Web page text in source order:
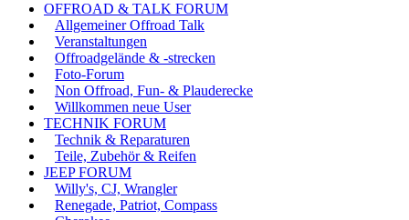
OFFROAD & TALK FORUM
Allgemeiner Offroad Talk
Veranstaltungen
Offroadgelände & -strecken
Foto-Forum
Non Offroad, Fun- & Plauderecke
Willkommen neue User
TECHNIK FORUM
Technik & Reparaturen
Teile, Zubehör & Reifen
JEEP FORUM
Willy's, CJ, Wrangler
Renegade, Patriot, Compass